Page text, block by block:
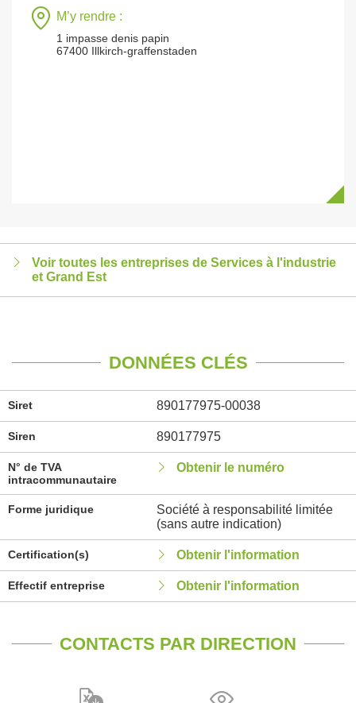
M’y rendre :
1 impasse denis papin
67400 Illkirch-graffenstaden
Voir toutes les entreprises de Services à l'industrie
et Grand Est
DONNÉES CLÉS
Siret 890177975-00038
Siren 890177975
N° de TVA
intracommunautaire
Obtenir le numéro
Forme juridique
Société à responsabilité limitée
(sans autre indication)
Certification(s) Obtenir l'information
Effectif entreprise Obtenir l'information
CONTACTS PAR DIRECTION